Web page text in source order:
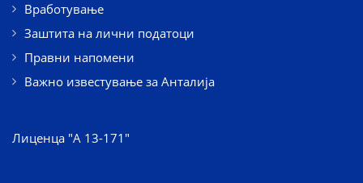
Вработување
Заштита на лични податоци
Правни напомени
Важно известување за Анталија
Лиценца "А 13-171"